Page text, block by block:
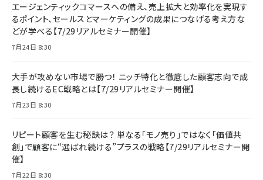
エージェンティックコマースへの備え、売上拡大と効率化を実現す
るポイント、セールスとマーケティングの成果につなげる考え方な
どが学べる【7/29リアルセミナー開催】
7月24日 8:30
大手が攻めない市場で勝つ！ ニッチ特化と徹底した顧客志向で成
長し続けるEC戦略とは【7/29リアルセミナー開催】
7月23日 8:30
リピート顧客を生む秘訣は？ 単なる「モノ売り」ではなく「価値共
創」で顧客に“選ばれ続ける”プラスの戦略【7/29リアルセミナー開
催】
7月22日 8:30